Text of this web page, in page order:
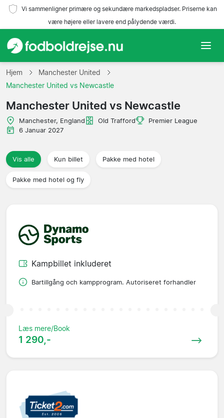
Vi sammenligner primære og sekundære markedspladser. Priserne kan
være højere eller lavere end pålydende værdi.
Hjem
Ligaer
Hjem
Manchester United
Manchester United vs Newcastle
Manchester United vs Newcastle
Manchester, England Old Trafford
Premier League
6 Januar 2027
Vis alle Kun billet Pakke med hotel
Pakke med hotel og fly
Kampbillet inkluderet
Bartillgång och kampprogram. Autoriseret forhandler
Læs mere/Book
1 290,-